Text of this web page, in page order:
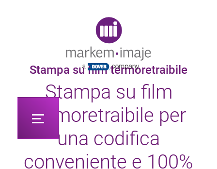
Stampa su film termoretraibile
Stampa su film
termoretraibile per
una codifica
conveniente e 100%